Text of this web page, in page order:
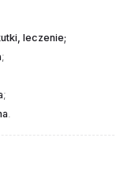
leczenie;
;
;